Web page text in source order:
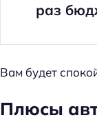
раз
Вам будет
Плюсы